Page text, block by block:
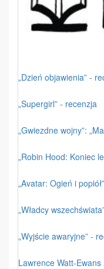
„Dzień objawienia” -
„Supergirl” - recenzja
„Gwiezdne wojny”:
„Robin Hood: Koniec
„Avatar: Ogień i
„Władcy
„Wyjście awaryjne” -
Lawrence Watt-